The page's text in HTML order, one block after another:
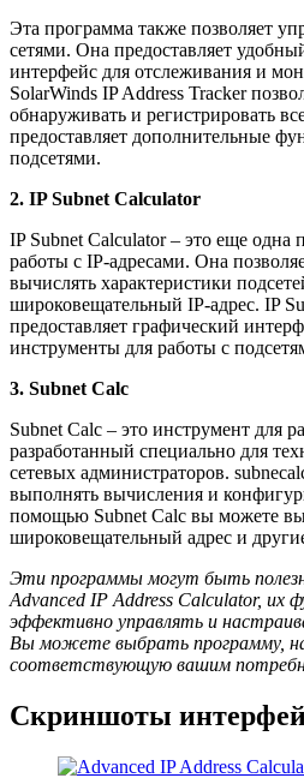
Эта программа также позволяет
сетями. Она предоставляет
интерфейс для отслеживания и
SolarWinds IP Address Tracker
обнаруживать и регистрировать
предоставляет дополнительные
подсетями.
2. IP Subnet Calculator
IP Subnet Calculator – это еще одна
работы с IP-адресами. Она
вычислять характеристики
широковещательный IP-адрес. IP
предоставляет графический
инструменты для работы с
3. Subnet Calc
Subnet Calc – это инструмент для
разработанный специально для
сетевых администраторов.
выполнять вычисления и
помощью Subnet Calc вы можете
широковещательный адрес и
Эти программы могут быть
Advanced IP Address Calculator, их
эффективно управлять и
Вы можете выбрать программу,
соответствующую вашим
Скриншоты